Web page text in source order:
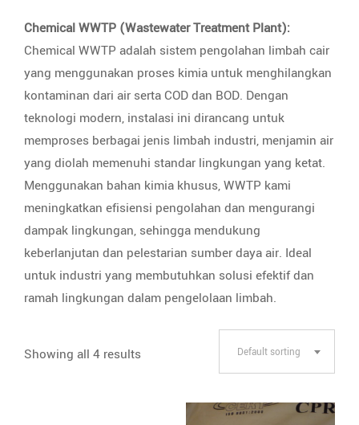
Chemical WWTP (Wastewater Treatment Plant):
Chemical WWTP adalah sistem pengolahan limbah cair
yang menggunakan proses kimia untuk menghilangkan
kontaminan dari air serta COD dan BOD. Dengan
teknologi modern, instalasi ini dirancang untuk
memproses berbagai jenis limbah industri, menjamin air
yang diolah memenuhi standar lingkungan yang ketat.
Menggunakan bahan kimia khusus, WWTP kami
meningkatkan efisiensi pengolahan dan mengurangi
dampak lingkungan, sehingga mendukung
keberlanjutan dan pelestarian sumber daya air. Ideal
untuk industri yang membutuhkan solusi efektif dan
ramah lingkungan dalam pengelolaan limbah.
Showing all 4 results Default sorting